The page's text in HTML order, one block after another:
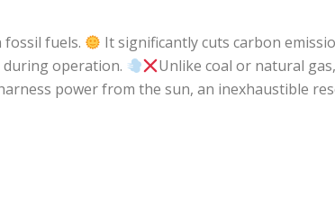
fossil fuels.
It significantly cuts carbon
operation.
Unlike coal or natural
power from the sun, an inexhaustible